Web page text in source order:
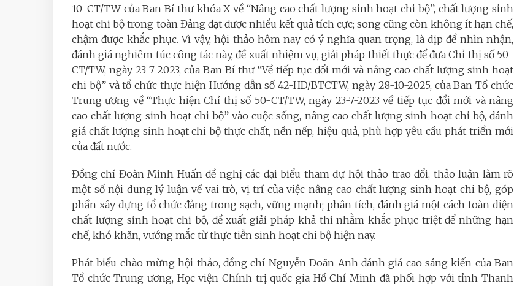
10-CT/TW của Ban Bí thư khóa X về “Nâng cao chất lượng sinh hoạt chi bộ”, chất lượng sinh
hoạt chi bộ trong toàn Đảng đạt được nhiều kết quả tích cực; song cũng còn không ít hạn chế,
chậm được khắc phục. Vì vậy, hội thảo hôm nay có ý nghĩa quan trọng, là dịp để nhìn nhận,
đánh giá nghiêm túc công tác này, đề xuất nhiệm vụ, giải pháp thiết thực để đưa Chỉ thị số 50-
CT/TW, ngày 23-7-2023, của Ban Bí thư “Về tiếp tục đổi mới và nâng cao chất lượng sinh hoạt
chi bộ” và tổ chức thực hiện Hướng dẫn số 42-HD/BTCTW, ngày 28-10-2025, của Ban Tổ chức
Trung ương về “Thực hiện Chỉ thị số 50-CT/TW, ngày 23-7-2023 về tiếp tục đổi mới và nâng
cao chất lượng sinh hoạt chi bộ” vào cuộc sống, nâng cao chất lượng sinh hoạt chi bộ, đánh
giá chất lượng sinh hoạt chi bộ thực chất, nền nếp, hiệu quả, phù hợp yêu cầu phát triển mới
của đất nước.
Đồng chí Đoàn Minh Huấnđề nghị các đại biểu tham dự hội thảo trao đổi, thảo luận làm rõ
một số nội dung lý luận về vai trò, vị trí của việc nâng cao chất lượng sinh hoạt chi bộ, góp
phần xây dựng tổ chức đảng trong sạch, vững mạnh; phân tích, đánh giá một cách toàn diện
chất lượng sinh hoạt chi bộ, đề xuất giải pháp khả thi nhằm khắc phục triệt để những hạn
chế, khó khăn, vướng mắc từ thực tiễn sinh hoạt chi bộ hiện nay.
Phát biểu chào mừng hội thảo, đồng chí Nguyễn Doãn Anh đánh giá cao sáng kiến của Ban
Tổ chức Trung ương, Học viện Chính trị quốc gia Hồ Chí Minh đã phối hợp với tỉnh Thanh